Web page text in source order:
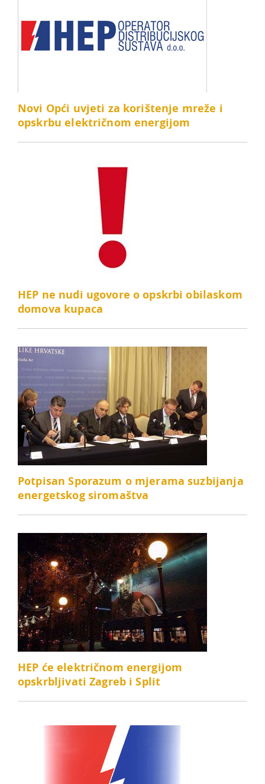
Novi Opći uvjeti za korištenje mreže i
opskrbu električnom energijom
HEP ne nudi ugovore o opskrbi obilaskom
domova kupaca
Potpisan Sporazum o mjerama suzbijanja
energetskog siromaštva
HEP će električnom energijom
opskrbljivati Zagreb i Split